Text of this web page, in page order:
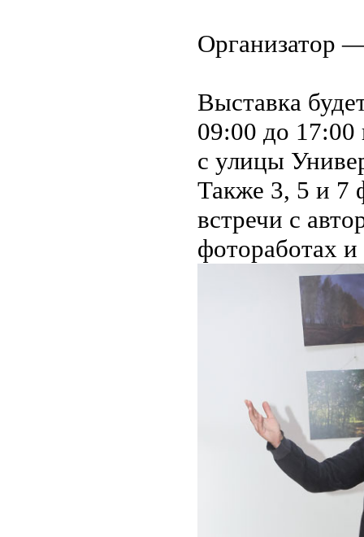
Организатор
Выставка
09:00 до 17:00
с улицы
Также 3, 5 и 7
встречи с
фотоработах